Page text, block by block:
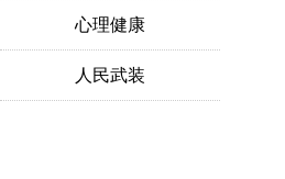
心理健康
人民武装